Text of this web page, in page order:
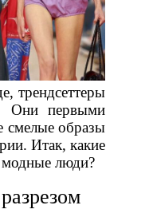
трендсеттеры
Они первыми
смелые образы
Итак, какие
модные люди?